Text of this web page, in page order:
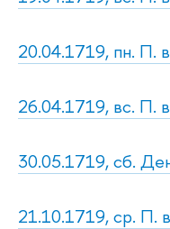
20.04.1719, пн. П.
26.04.1719, вс. П.
30.05.1719, сб.
21.10.1719, ср. П.